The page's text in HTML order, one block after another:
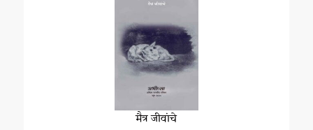
मैत्र जीवांचे